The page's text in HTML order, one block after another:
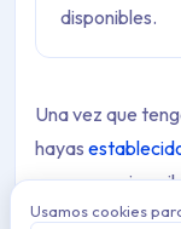
disponibles.
Una vez que
hayas
empezar a
vistazo.
Usamos cookies